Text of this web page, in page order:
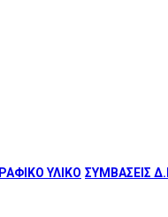
ΥΛΙΚΟ ΣΥΜΒΑΣΕΙΣ